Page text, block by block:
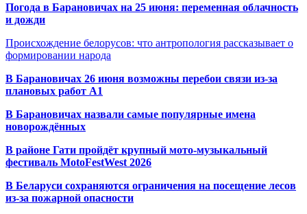
Погода в Барановичах на 25 июня: переменная облачность
и дожди
Происхождение белорусов: что антропология рассказывает о
формировании народа
В Барановичах 26 июня возможны перебои связи из-за
плановых работ A1
В Барановичах назвали самые популярные имена
новорождённых
В районе Гати пройдёт крупный мото-музыкальный
фестиваль MotoFestWest 2026
В Беларуси сохраняются ограничения на посещение лесов
из-за пожарной опасности